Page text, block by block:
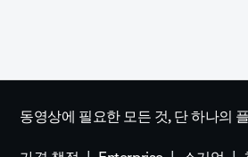
동영상에 필요한 모든 것, 단 하나의